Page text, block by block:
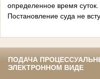
определенное время суток.
Постановление суда не
ПОДАЧА
ЭЛЕКТРОННОМ ВИДЕ